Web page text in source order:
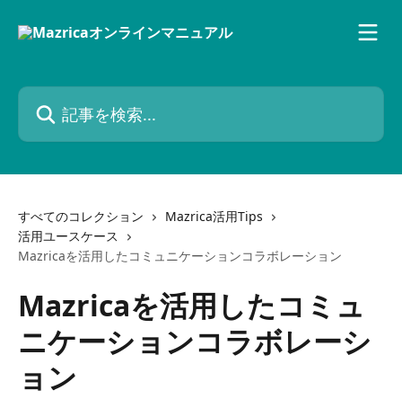
記事を検索...
すべてのコレクション
Mazrica活用Tips
活用ユースケース
Mazricaを活用したコミュニケーションコラボレーション
Mazricaを活用したコミュ
ニケーションコラボレーシ
ョン